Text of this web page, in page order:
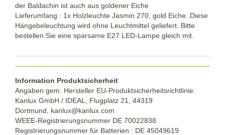
der Baldachin ist auch aus goldener Eiche
Lieferumfang : 1x Holzleuchte Jasmin 270, gold Eiche. Diese
Hängebeleuchtung wird ohne Leuchtmittel geliefert. Bitte
bestellen Sie eine sparsame E27 LED-Lampe gleich mit.
Information Produktsicherheit
Angaben gem. Hersteller EU-Produktsicherheitsrichtlinie:
Kanlux GmbH / IDEAL, Flugplatz 21, 44319
Dortmund, kanlux@kanlux.com
WEEE-Registrierungsnummer DE 70022838
Registrierungsnummer für Batterien : DE 45049619